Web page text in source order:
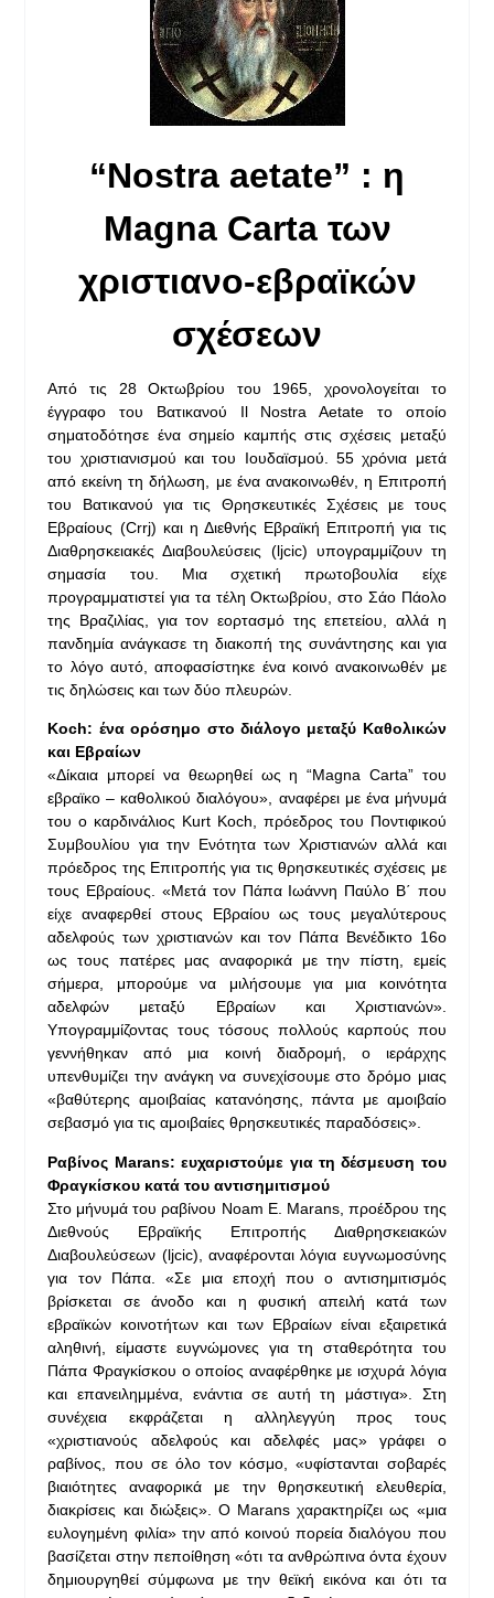
“Nostra aetate” : η
Magna Carta των
χριστιανο-εβραϊκών
σχέσεων
Από τις 28 Οκτωβρίου του 1965, χρονολογείται το
έγγραφο του Βατικανού Il Nostra Aetate το οποίο
σηματοδότησε ένα σημείο καμπής στις σχέσεις μεταξύ
του χριστιανισμού και του Ιουδαϊσμού. 55 χρόνια μετά
από εκείνη τη δήλωση, με ένα ανακοινωθέν, η Επιτροπή
του Βατικανού για τις Θρησκευτικές Σχέσεις με τους
Εβραίους (Crrj) και η Διεθνής Εβραϊκή Επιτροπή για τις
Διαθρησκειακές Διαβουλεύσεις (ljcic) υπογραμμίζουν τη
σημασία του. Μια σχετική πρωτοβουλία είχε
προγραμματιστεί για τα τέλη Οκτωβρίου, στο Σάο Πάολο
της Βραζιλίας, για τον εορτασμό της επετείου, αλλά η
πανδημία ανάγκασε τη διακοπή της συνάντησης και για
το λόγο αυτό, αποφασίστηκε ένα κοινό ανακοινωθέν με
τις δηλώσεις και των δύο πλευρών.
Koch: ένα ορόσημο στο διάλογο μεταξύ Καθολικών
και Εβραίων
«Δίκαια μπορεί να θεωρηθεί ως η “Magna Carta” του
εβραϊκο – καθολικού διαλόγου», αναφέρει με ένα μήνυμά
του ο καρδινάλιος Kurt Koch, πρόεδρος του Ποντιφικού
Συμβουλίου για την Ενότητα των Χριστιανών αλλά και
πρόεδρος της Επιτροπής για τις θρησκευτικές σχέσεις με
τους Εβραίους. «Μετά τον Πάπα Ιωάννη Παύλο Β΄ που
είχε αναφερθεί στους Εβραίου ως τους μεγαλύτερους
αδελφούς των χριστιανών και τον Πάπα Βενέδικτο 16ο
ως τους πατέρες μας αναφορικά με την πίστη, εμείς
σήμερα, μπορούμε να μιλήσουμε για μια κοινότητα
αδελφών μεταξύ Εβραίων και Χριστιανών».
Υπογραμμίζοντας τους τόσους πολλούς καρπούς που
γεννήθηκαν από μια κοινή διαδρομή, ο ιεράρχης
υπενθυμίζει την ανάγκη να συνεχίσουμε στο δρόμο μιας
«βαθύτερης αμοιβαίας κατανόησης, πάντα με αμοιβαίο
σεβασμό για τις αμοιβαίες θρησκευτικές παραδόσεις».
Ραβίνος Marans: ευχαριστούμε για τη δέσμευση του
Φραγκίσκου κατά του αντισημιτισμού
Στο μήνυμά του ραβίνου Noam E. Marans, προέδρου της
Διεθνούς Εβραϊκής Επιτροπής Διαθρησκειακών
Διαβουλεύσεων (ljcic), αναφέρονται λόγια ευγνωμοσύνης
για τον Πάπα. «Σε μια εποχή που ο αντισημιτισμός
βρίσκεται σε άνοδο και η φυσική απειλή κατά των
εβραϊκών κοινοτήτων και των Εβραίων είναι εξαιρετικά
αληθινή, είμαστε ευγνώμονες για τη σταθερότητα του
Πάπα Φραγκίσκου ο οποίος αναφέρθηκε με ισχυρά λόγια
και επανειλημμένα, ενάντια σε αυτή τη μάστιγα». Στη
συνέχεια εκφράζεται η αλληλεγγύη προς τους
«χριστιανούς αδελφούς και αδελφές μας» γράφει ο
ραβίνος, που σε όλο τον κόσμο, «υφίστανται σοβαρές
βιαιότητες αναφορικά με την θρησκευτική ελευθερία,
διακρίσεις και διώξεις». Ο Marans χαρακτηρίζει ως «μια
ευλογημένη φιλία» την από κοινού πορεία διαλόγου που
βασίζεται στην πεποίθηση «ότι τα ανθρώπινα όντα έχουν
δημιουργηθεί σύμφωνα με την θεϊκή εικόνα και ότι τα